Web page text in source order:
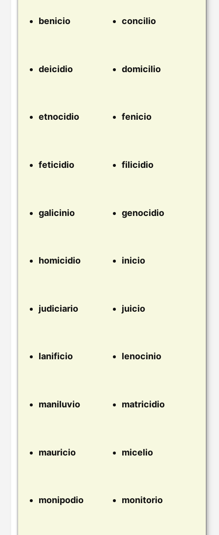
benicio concilio
deicidio domicilio
etnocidio fenicio
feticidio filicidio
galicinio genocidio
homicidio inicio
judiciario juicio
lanificio lenocinio
maniluvio matricidio
mauricio micelio
monipodio monitorio